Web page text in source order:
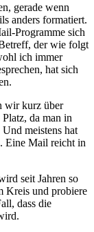
gerade wenn
anders formatiert.
Programme sich
der wie folgt
ich immer
hat sich
wir kurz über
da man in
meistens hat
Eine Mail reicht in
seit Jahren so
Kreis und probiere
dass die